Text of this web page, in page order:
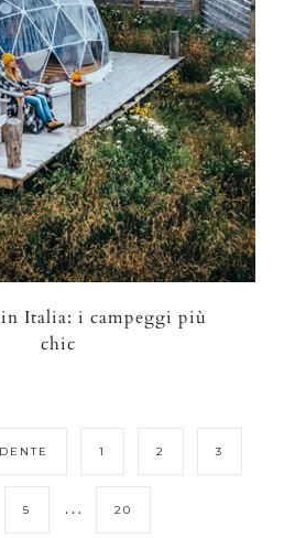
Italia: i campeggi più
chic
1 2 3
5 … 20